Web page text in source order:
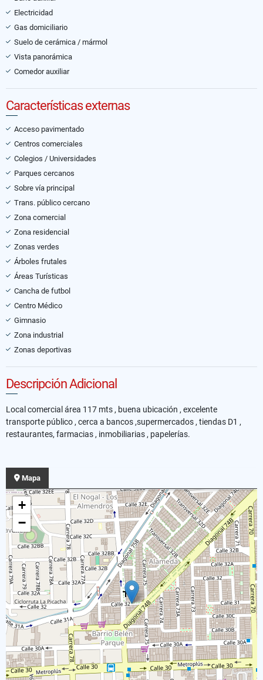
Electricidad
Gas domiciliario
Suelo de cerámica / mármol
Vista panorámica
Comedor auxiliar
Características externas
Acceso pavimentado
Centros comerciales
Colegios / Universidades
Parques cercanos
Sobre vía principal
Trans. público cercano
Zona comercial
Zona residencial
Zonas verdes
Árboles frutales
Áreas Turísticas
Cancha de futbol
Centro Médico
Gimnasio
Zona industrial
Zonas deportivas
Descripción Adicional
Local comercial área 117 mts , buena ubicación , excelente
transporte público , cerca a bancos ,supermercados , tiendas D1 ,
restaurantes, farmacias , inmobiliarias , papelerías.
Mapa
+
−